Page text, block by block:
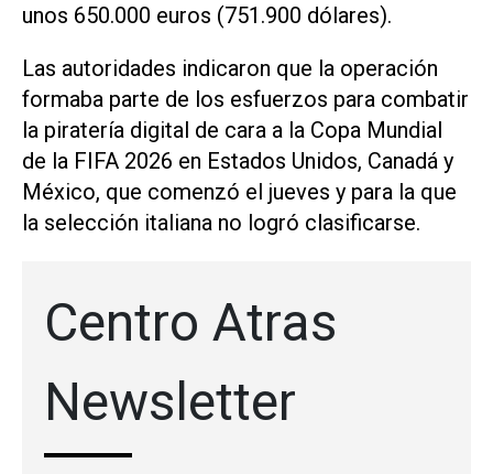
unos ⁠650.000 euros (751.900 dólares).
Las autoridades indicaron ‌que la operación
formaba ⁠parte de los ⁠esfuerzos para combatir
la piratería digital de cara a la Copa Mundial
⁠de la FIFA 2026 en ​Estados Unidos, Canadá y
‌México, que comenzó el ‌jueves y para la que
⁠la selección italiana no logró clasificarse.